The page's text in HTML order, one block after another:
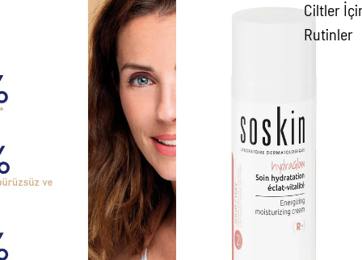
Ciltler
Rutinler